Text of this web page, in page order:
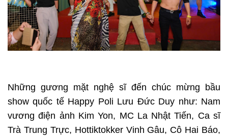
Những gương mặt nghệ sĩ đến chúc mừng bầu
show quốc tế Happy Poli Lưu Đức Duy như: Nam
vương điện ảnh Kim Yon, MC La Nhật Tiến, Ca sĩ
Trà Trung Trực, Hottiktokker Vinh Gâu, Cô Hai Báo,